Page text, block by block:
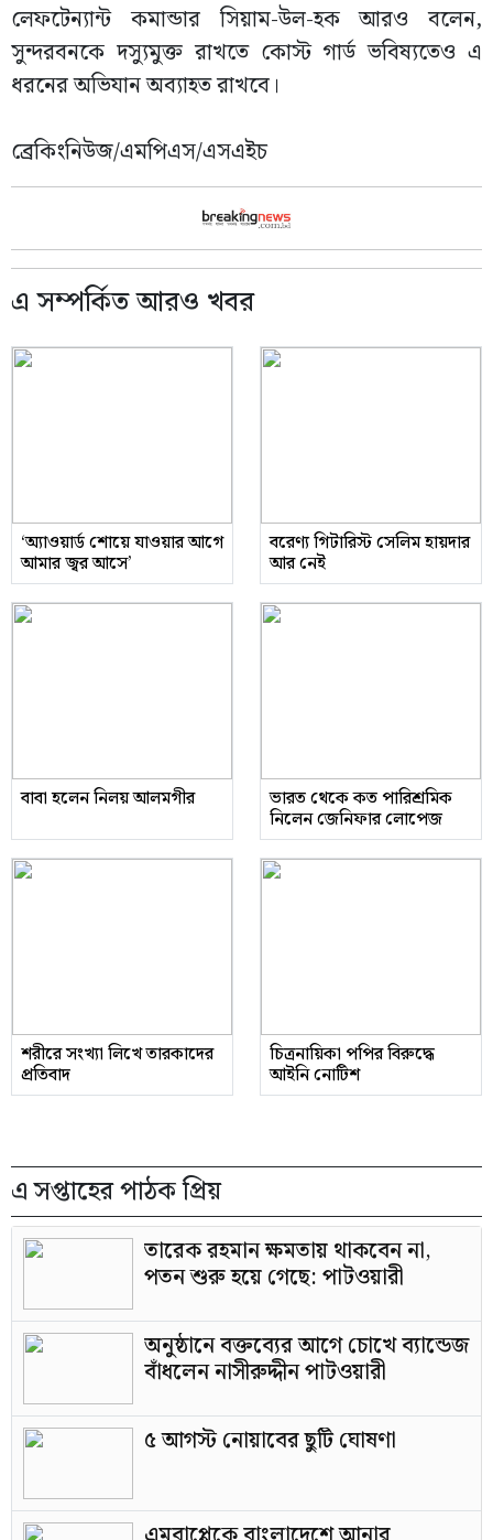
লেফটেন্যান্ট কমান্ডার সিয়াম-উল-হক আরও বলেন,
সুন্দরবনকে দস্যুমুক্ত রাখতে কোস্ট গার্ড ভবিষ্যতেও এ
ধরনের অভিযান অব্যাহত রাখবে।
ব্রেকিংনিউজ/এমপিএস/এসএইচ
এ সম্পর্কিত আরও খবর
‘অ্যাওয়ার্ড শোয়ে যাওয়ার আগে
আমার জ্বর আসে’
বরেণ্য গিটারিস্ট সেলিম হায়দার
আর নেই
বাবা হলেন নিলয় আলমগীর ভারত থেকে কত পারিশ্রমিক
নিলেন জেনিফার লোপেজ
শরীরে সংখ্যা লিখে তারকাদের
প্রতিবাদ
চিত্রনায়িকা পপির বিরুদ্ধে
আইনি নোটিশ
এ সপ্তাহের পাঠক প্রিয়
তারেক রহমান ক্ষমতায় থাকবেন না,
পতন শুরু হয়ে গেছে: পাটওয়ারী
অনুষ্ঠানে বক্তব্যের আগে চোখে ব্যান্ডেজ
বাঁধলেন নাসীরুদ্দীন পাটওয়ারী
৫ আগস্ট নোয়াবের ছুটি ঘোষণা